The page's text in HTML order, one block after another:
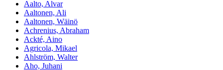
Aalto, Alvar
Aaltonen, Ali
Aaltonen, Wäinö
Achrenius, Abraham
Ackté, Aino
Agricola, Mikael
Ahlström, Walter
Aho, Juhani